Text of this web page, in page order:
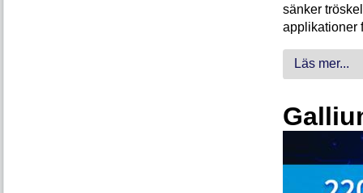
sänker
applikationer
Läs mer...